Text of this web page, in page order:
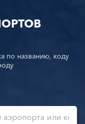
по названию, коду